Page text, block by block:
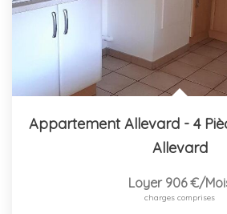
Appartement Allevard - 4
Allevard
Loyer 906 €/
charges comprises